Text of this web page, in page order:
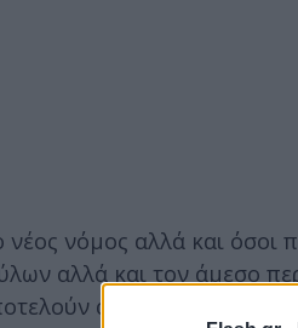
νόμος αλλά και όσοι
αλλά και τον άμεσο
αναπόσπαστο